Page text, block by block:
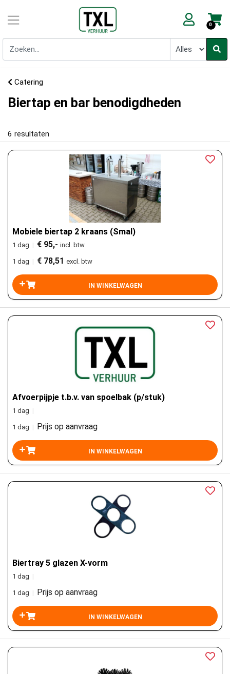
0
Catering
Biertap en bar benodigdheden
6 resultaten
Mobiele biertap 2 kraans (Smal)
1 dag | € 95,- incl. btw
1 dag | € 78,51 excl. btw
Afvoerpijpje t.b.v. van spoelbak (p/stuk)
1 dag |
1 dag | Prijs op aanvraag
Biertray 5 glazen X-vorm
1 dag |
1 dag | Prijs op aanvraag